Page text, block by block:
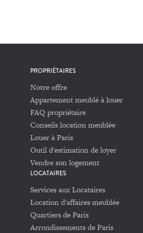
PROPRIÉTAIRES
Notre offre
Appartement meublé à louer
FAQ propriétaire
Conseils location meublée
Louer à Paris
Outil d'estimation de loyer
Vendre son logement
LOCATAIRES
Services aux Locataires
Location d'affaires meublée
Quartiers de Paris
Arrondissements de Paris